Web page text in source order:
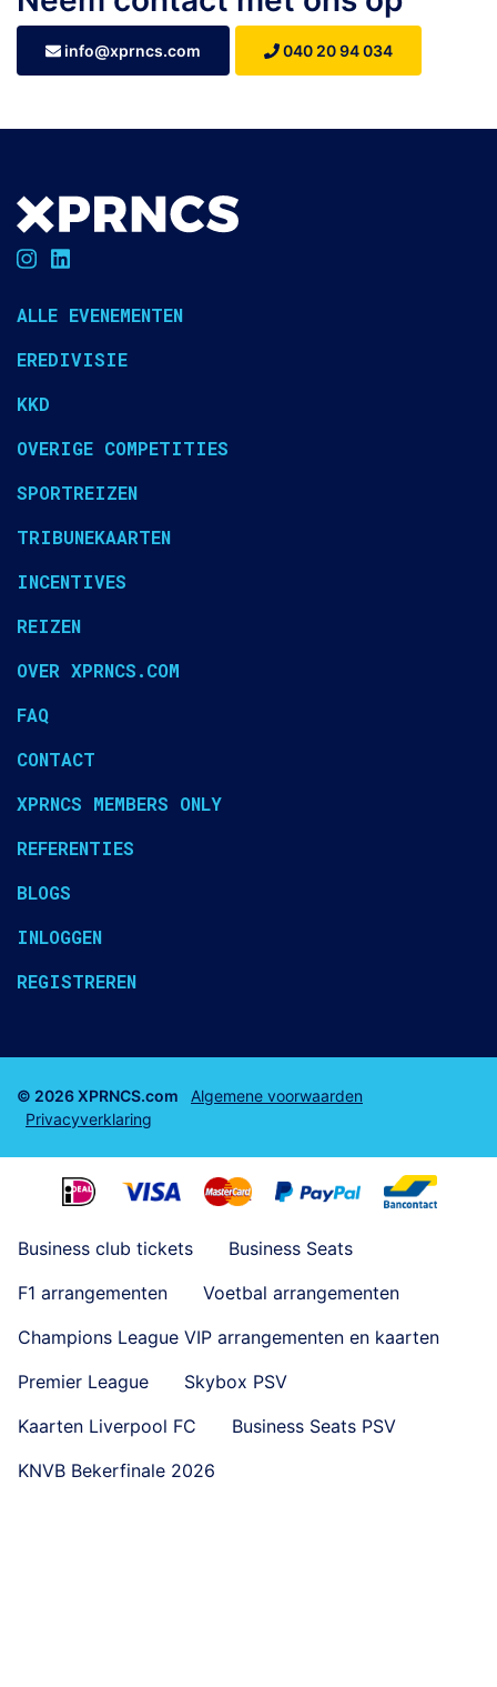
info@xprncs.com 040 20 94 034
ALLE EVENEMENTEN
EREDIVISIE
KKD
OVERIGE COMPETITIES
SPORTREIZEN
TRIBUNEKAARTEN
INCENTIVES
REIZEN
OVER XPRNCS.COM
FAQ
CONTACT
XPRNCS MEMBERS ONLY
REFERENTIES
BLOGS
INLOGGEN
REGISTREREN
© 2026 XPRNCS.com
Algemene voorwaarden
Privacyverklaring
Business club tickets
Business Seats
F1 arrangementen
Voetbal arrangementen
Champions League VIP arrangementen en kaarten
Premier League
Skybox PSV
Kaarten Liverpool FC
Business Seats PSV
KNVB Bekerfinale 2026